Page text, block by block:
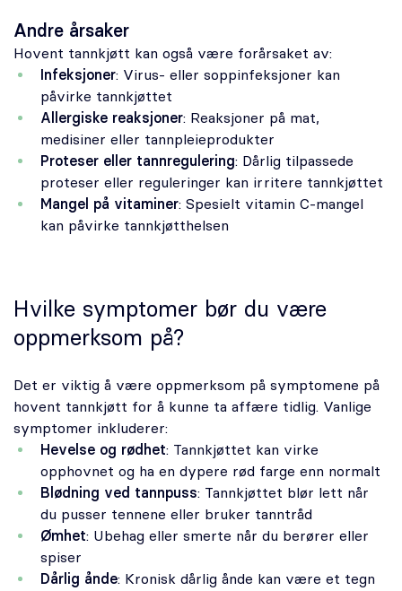
Andre årsaker
Hovent tannkjøtt kan også være forårsaket av:
Infeksjoner: Virus- eller soppinfeksjoner kan
påvirke tannkjøttet
Allergiske reaksjoner: Reaksjoner på mat,
medisiner eller tannpleieprodukter
Proteser eller tannregulering: Dårlig tilpassede
proteser eller reguleringer kan irritere tannkjøttet
Mangel på vitaminer: Spesielt vitamin C-mangel
kan påvirke tannkjøtthelsen
Hvilke symptomer bør du være
oppmerksom på?
Det er viktig å være oppmerksom på symptomene på
hovent tannkjøtt for å kunne ta affære tidlig. Vanlige
symptomer inkluderer:
Hevelse og rødhet: Tannkjøttet kan virke
opphovnet og ha en dypere rød farge enn normalt
Blødning ved tannpuss: Tannkjøttet blør lett når
du pusser tennene eller bruker tanntråd
Ømhet: Ubehag eller smerte når du berører eller
spiser
Dårlig ånde: Kronisk dårlig ånde kan være et tegn